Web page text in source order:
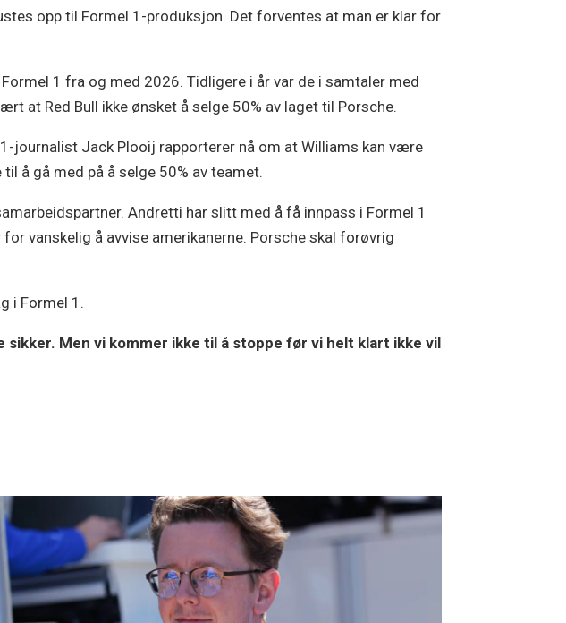
opp til Formel 1-produksjon. Det forventes at man er klar for
1 fra og med 2026. Tidligere i år var de i samtaler med
at Red Bull ikke ønsket å selge 50% av laget til Porsche.
journalist Jack Plooij rapporterer nå om at Williams kan være
å gå med på å selge 50% av teamet.
Andretti har slitt med å få innpass i Formel 1
vanskelig å avvise amerikanerne. Porsche skal forøvrig
i Formel 1.
Men vi kommer ikke til å stoppe før vi helt klart ikke vil